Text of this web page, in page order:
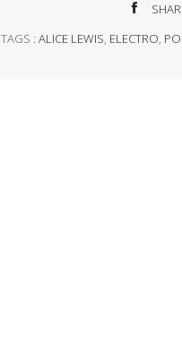
TAGS :ALICE LEWIS, ELECTRO,